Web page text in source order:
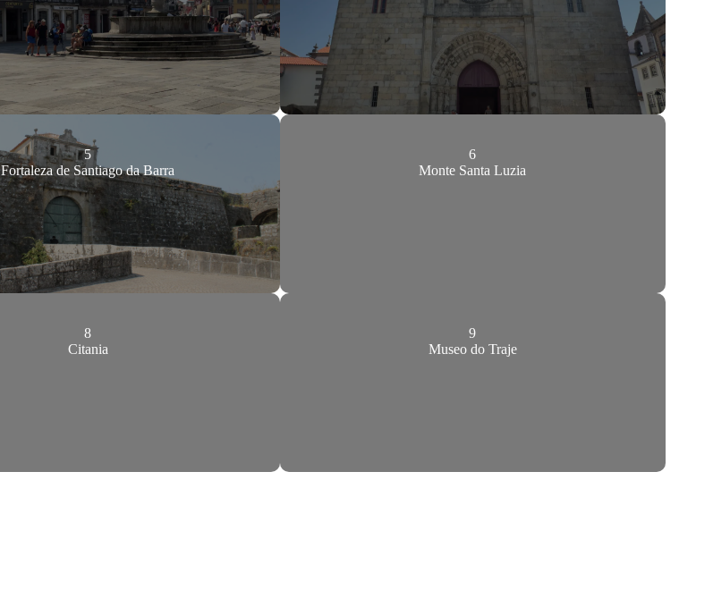
5
Fortaleza de Santiago da Barra
6
Monte Santa Luzia
8
Citania
9
Museo do Traje